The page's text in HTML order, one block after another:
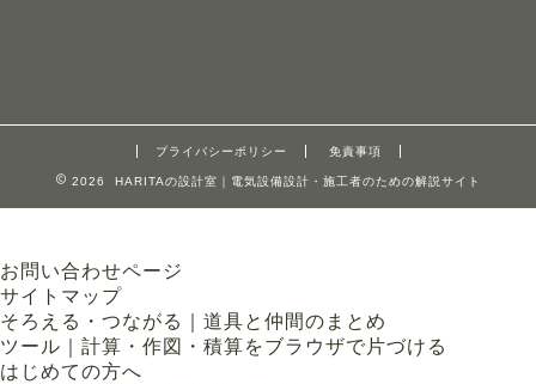
プライバシーポリシー 免責事項
2026 HARITAの設計室｜電気設備設計・施工者のための解説サイト
お問い合わせページ
サイトマップ
そろえる・つながる｜道具と仲間のまとめ
ツール｜計算・作図・積算をブラウザで片づける
はじめての方へ